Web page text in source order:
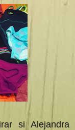
si Alejandra